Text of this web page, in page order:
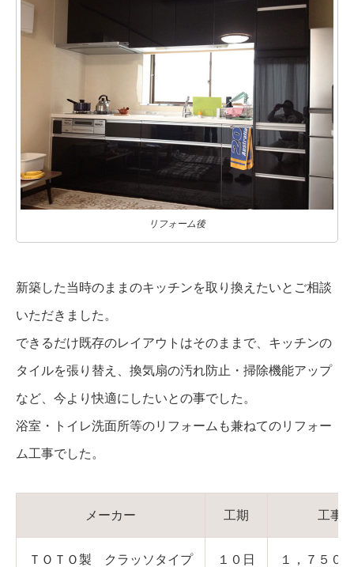
リフォーム後
新築した当時のままのキッチンを取り換えたいとご相談
いただきました。
できるだけ既存のレイアウトはそのままで、キッチンの
タイルを張り替え、換気扇の汚れ防止・掃除機能アップ
など、今より快適にしたいとの事でした。
浴室・トイレ洗面所等のリフォームも兼ねてのリフォー
ム工事でした。
メーカー 工期 工事
ＴＯＴＯ製 クラッソタイプ １０日 １，７５０